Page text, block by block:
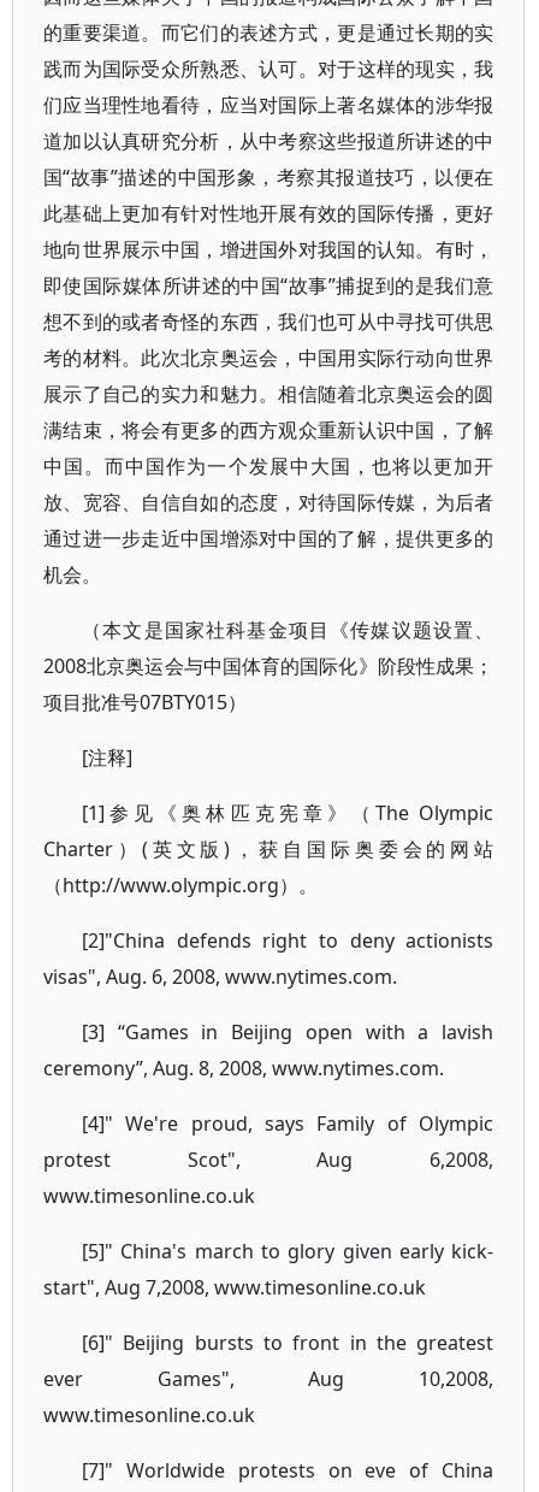
的重要渠道。而它们的表述方式，更是通过长期的实
践而为国际受众所熟悉、认可。对于这样的现实，我
们应当理性地看待，应当对国际上著名媒体的涉华报
道加以认真研究分析，从中考察这些报道所讲述的中
国“故事”描述的中国形象，考察其报道技巧，以便在
此基础上更加有针对性地开展有效的国际传播，更好
地向世界展示中国，增进国外对我国的认知。有时，
即使国际媒体所讲述的中国“故事”捕捉到的是我们意
想不到的或者奇怪的东西，我们也可从中寻找可供思
考的材料。此次北京奥运会，中国用实际行动向世界
展示了自己的实力和魅力。相信随着北京奥运会的圆
满结束，将会有更多的西方观众重新认识中国，了解
中国。而中国作为一个发展中大国，也将以更加开
放、宽容、自信自如的态度，对待国际传媒，为后者
通过进一步走近中国增添对中国的了解，提供更多的
机会。
（本文是国家社科基金项目《传媒议题设置、
2008北京奥运会与中国体育的国际化》阶段性成果；
项目批准号07BTY015）
[注释]
[1]参见《奥林匹克宪章》（The Olympic
Charter）(英文版)，获自国际奥委会的网站
（http://www.olympic.org）。
[2]"China defends right to deny actionists
visas", Aug. 6, 2008, www.nytimes.com.
[3] “Games in Beijing open with a lavish
ceremony”, Aug. 8, 2008, www.nytimes.com.
[4]" We're proud, says Family of Olympic
protest Scot", Aug 6,2008,
www.timesonline.co.uk
[5]" China's march to glory given early kick-
start", Aug 7,2008, www.timesonline.co.uk
[6]" Beijing bursts to front in the greatest
ever Games", Aug 10,2008,
www.timesonline.co.uk
[7]" Worldwide protests on eve of China